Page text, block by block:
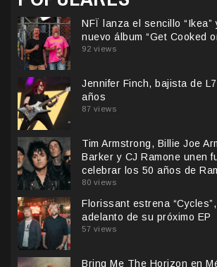
NFÏ lanza el sencillo “Ikea”
nuevo álbum “Get Cooked
92 views
Jennifer Finch, bajista de
años
87 views
Tim Armstrong, Billie Joe
Barker y CJ Ramone unen
celebrar los 50 años de
80 views
Florissant estrena
adelanto de su próximo EP
57 views
Bring Me The Horizon en